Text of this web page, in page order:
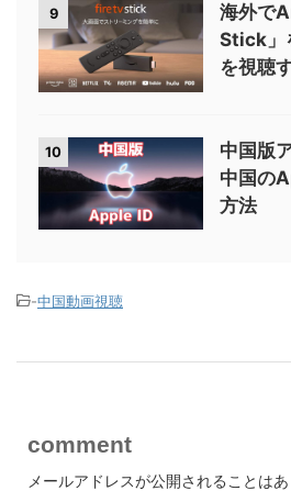
9
海外で
Stick」
を視聴
10
中国版
中国の
方法
-中国動画視聴
comment
メールアドレスが公開されることはあ